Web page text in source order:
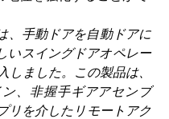
、手動ドアを自動ドアに
いスイングドアオペレー
しました。この製品は、
、非握手ギアアセンブ
リを介したリモートアク